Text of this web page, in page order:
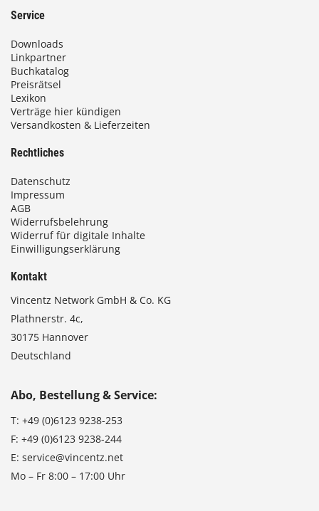
Service
Downloads
Linkpartner
Buchkatalog
Preisrätsel
Lexikon
Verträge hier kündigen
Versandkosten & Lieferzeiten
Rechtliches
Datenschutz
Impressum
AGB
Widerrufsbelehrung
Widerruf für digitale Inhalte
Einwilligungserklärung
Kontakt
Vincentz Network GmbH & Co. KG
Plathnerstr. 4c,
30175 Hannover
Deutschland
Abo, Bestellung & Service:
T: +49 (0)6123 9238-253
F: +49 (0)6123 9238-244
E: service@vincentz.net
Mo – Fr 8:00 – 17:00 Uhr